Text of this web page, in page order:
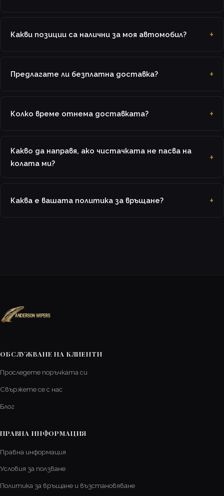
Какви позиции са налични за моя автомобил?
Предлагате ли безплатна доставка?
Колко време отнема доставката?
Какво да направя, ако чистачката не пасва на
колата ми?
Каква е вашата политика за връщане?
ОБСЛУЖВАНЕ НА КЛИЕНТИ
Проследете поръчката си
Свържете се с нас
Блог
ПРАВНА ИНФОРМАЦИЯ
Правна информация
Условия за ползване
Политика за връщане и възстановяване